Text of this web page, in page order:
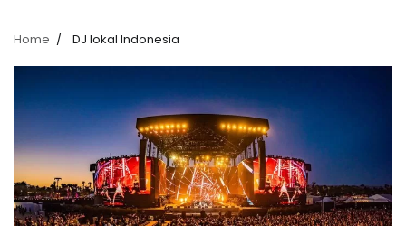
Home DJ lokal Indonesia